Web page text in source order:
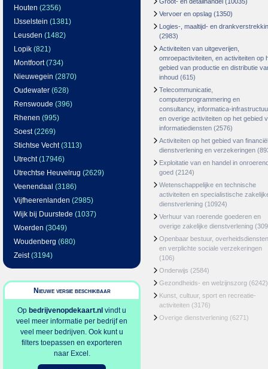
Houten (2356)
IJsselstein (1381)
Leusden (1482)
Lopik (821)
Montfoort(734)
Nieuwegein (2870)
Oudewater (628)
Renswoude (396)
Rhenen (995)
Soest(2269)
Stichtse Vecht(3113)
Utrecht(17946)
Utrechtse Heuvelrug (2629)
Veenendaal (3186)
Vijfheerenlanden (2985)
Wijk bij Duurstede (1037)
Woerden (3049)
Woudenberg (680)
Zeist(3194)
Nieuwe versie beschikbaar
Op bedrijvenopdekaart.nl vindt u
veel meer informatie per bedrijf en
veel meer bedrijven. Ook kunt u
filters toepassen en exporteren
naar Excel.
Vervoer en opslag (1350)
Logies-, maaltijd- en
(2983)
Activiteiten van uitgeverijen,
omroepactiviteiten, en activiteiten op
gebied van productie en distributie
inhoud (615)
Telecommunicatie,
computerprogrammering en
consultancy, informatica-
en overige activiteiten op het gebied
informatiediensten (2576)
Activiteiten op het gebied van
dienstverlening en verzekeringen
Exploitatie van en handel in
goed (2124)
Wetenschappelijke en technische
activiteiten en specialistische
dienstverlening (10924)
Verhuur van roerende goederen en
overige zakelijke dienstverlening
Openbaar bestuur, overheidsdiensten
en verplichte sociale verzekeringen
(106)
Onderwijs (2584)
Gezondheids- en welzijnszorg (6242)
Kunst, cultuur, sport en recreatie-
activiteiten (3176)
Overige dienstverlening (6271)